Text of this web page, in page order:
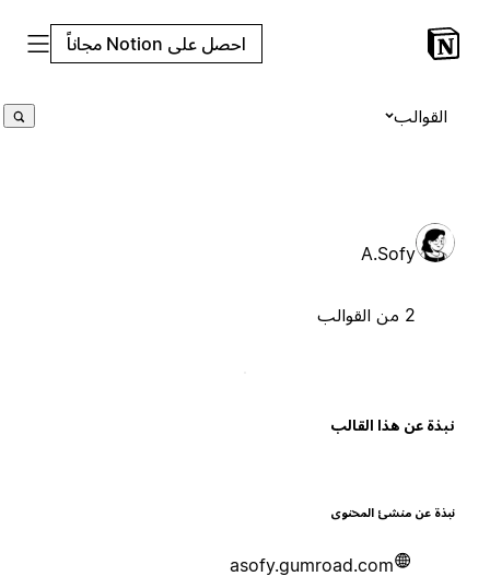
احصل على Notion مجاناً
القوالب
A.Sofy
عن هذا القالب
عن منشئ المحتوى
asofy.gumroad.com